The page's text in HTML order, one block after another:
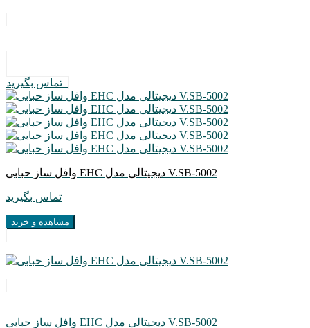
تماس بگیرید
وافل ساز حبابی EHC دیجیتالی مدل V.SB-5002
تماس بگیرید
مشاهده و خرید
وافل ساز حبابی EHC دیجیتالی مدل V.SB-5002